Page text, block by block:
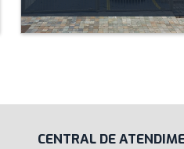
CENTRAL DE